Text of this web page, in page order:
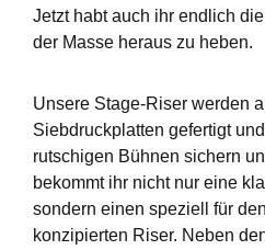
Jetzt habt auch ihr endlich
der Masse heraus zu heben.
Unsere Stage-Riser werden
Siebdruckplatten gefertigt
rutschigen Bühnen sichern
bekommt ihr nicht nur eine
sondern einen speziell für
konzipierten Riser. Neben